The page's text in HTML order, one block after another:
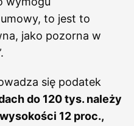
to jest to
jako pozorna w
się podatek
do 120 tys. należy
12 proc.,